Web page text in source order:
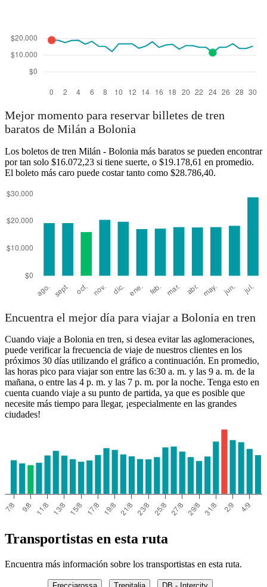
Mejor momento para reservar billetes de tren
baratos de Milán a Bolonia
Los boletos de tren Milán - Bolonia más baratos se pueden encontrar
por tan solo $16.072,23 si tiene suerte, o $19.178,61 en promedio.
El boleto más caro puede costar tanto como $28.786,40.
Encuentra el mejor día para viajar a Bolonia en tren
Cuando viaje a Bolonia en tren, si desea evitar las aglomeraciones,
puede verificar la frecuencia de viaje de nuestros clientes en los
próximos 30 días utilizando el gráfico a continuación. En promedio,
las horas pico para viajar son entre las 6:30 a. m. y las 9 a. m. de la
mañana, o entre las 4 p. m. y las 7 p. m. por la noche. Tenga esto en
cuenta cuando viaje a su punto de partida, ya que es posible que
necesite más tiempo para llegar, ¡especialmente en las grandes
ciudades!
Transportistas en esta ruta
Encuentra más información sobre los transportistas en esta ruta.